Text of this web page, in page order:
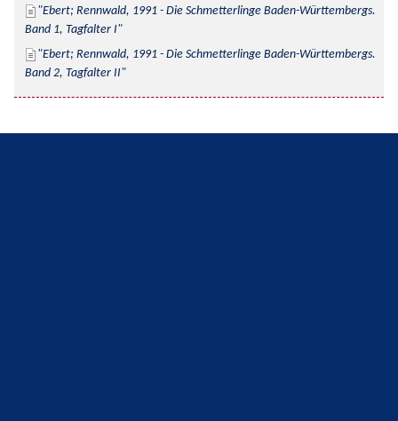
Ebert; Rennwald, 1991 - Die Schmetterlinge Baden-Württembergs.
Band 1, Tagfalter I
Ebert; Rennwald, 1991 - Die Schmetterlinge Baden-Württembergs.
Band 2, Tagfalter II